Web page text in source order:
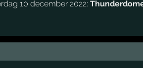
10 december 2022: